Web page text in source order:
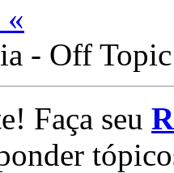
- Off Topic
Faça seu